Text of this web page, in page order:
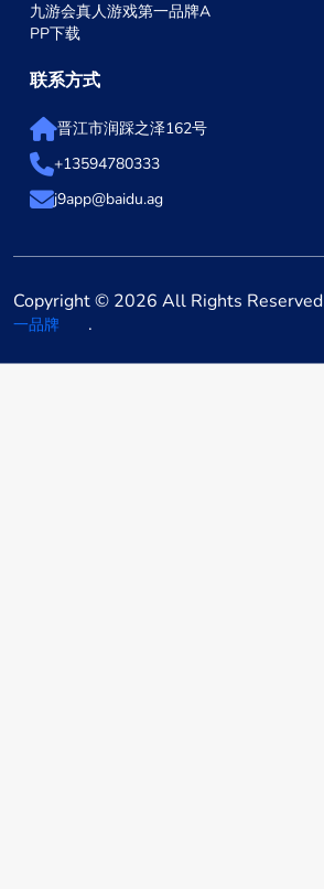
九游会真人游戏第一品牌A
PP下载
联系方式
晋江市润踩之泽162号
+13594780333
j9app@baidu.ag
Copyright © 2026 All Rights Reserved
一品牌
.